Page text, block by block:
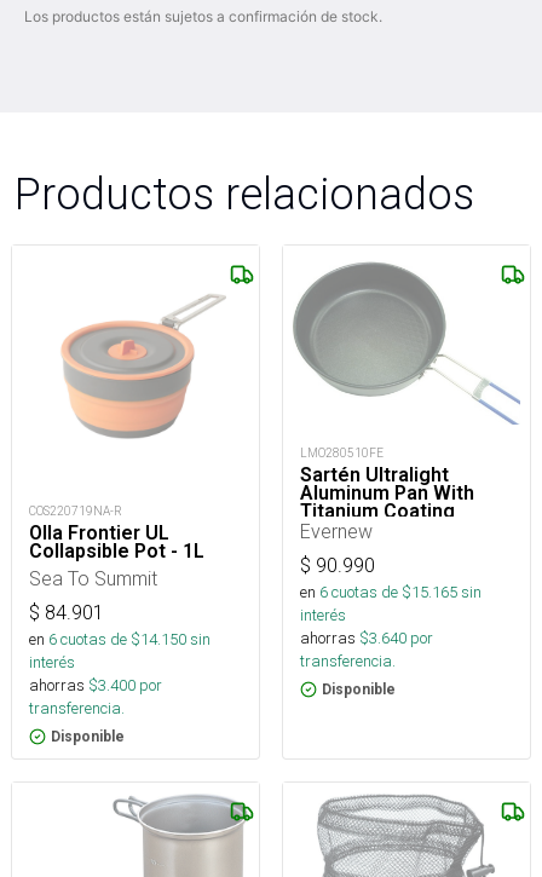
Los productos están sujetos a confirmación de stock.
Productos relacionados
COS220719NA-R
Olla Frontier UL
Collapsible Pot - 1L
Sea To Summit
$ 84.901
en 6cuotas de $14.150sin
interés
ahorras $3.400 por
transferencia.
Disponible
LMO280510FE
Sartén Ultralight
Aluminum Pan With
Titanium Coating
Evernew
$ 90.990
en 6cuotas de $15.165sin
interés
ahorras $3.640 por
transferencia.
Disponible